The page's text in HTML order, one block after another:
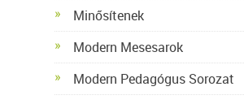
Minősítenek
Modern Mesesarok
Modern Pedagógus Sorozat